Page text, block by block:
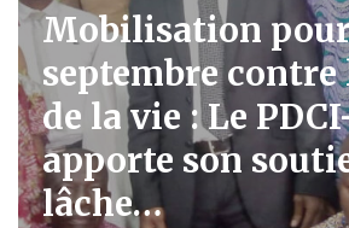
Mobilisation pour
septembre contre
de la vie : Le
apporte son
lâche…